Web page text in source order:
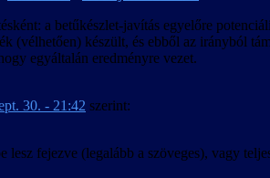
a betűkészlet-javítás egyelőre
(vélhetően) készült, és ebből az irányból
egyáltalán eredményre vezet.
30. - 21:42 szerint:
lesz fejezve (legalább a szöveges), vagy